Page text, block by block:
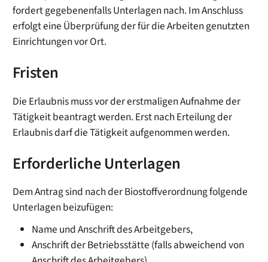
fordert gegebenenfalls Unterlagen nach. Im Anschluss
erfolgt eine Überprüfung der für die Arbeiten genutzten
Einrichtungen vor Ort.
Fristen
Die Erlaubnis muss vor der erstmaligen Aufnahme der
Tätigkeit beantragt werden. Erst nach Erteilung der
Erlaubnis darf die Tätigkeit aufgenommen werden.
Erforderliche Unterlagen
Dem Antrag sind nach der Biostoffverordnung folgende
Unterlagen beizufügen:
Name und Anschrift des Arbeitgebers,
Anschrift der Betriebsstätte (falls abweichend von